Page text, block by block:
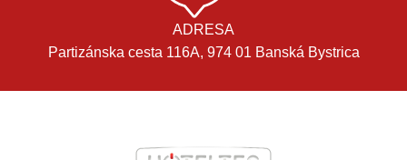
ADRESA
Partizánska cesta 116A, 974 01 Banská Bystrica